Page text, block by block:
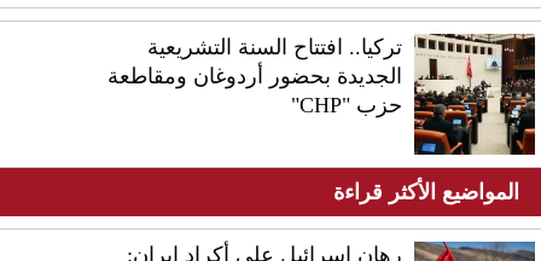
تركيا.. افتتاح السنة التشريعية
الجديدة بحضور أردوغان ومقاطعة
حزب "CHP"
المواضيع الأكثر قراءة
رهان إسرائيل على أكراد إيران: